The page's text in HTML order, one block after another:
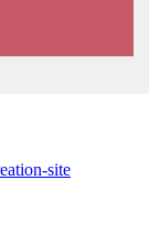
site